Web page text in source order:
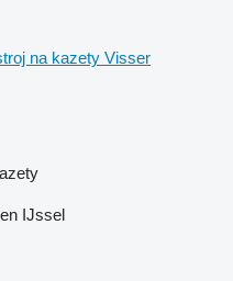
na kazety Visser
IJssel